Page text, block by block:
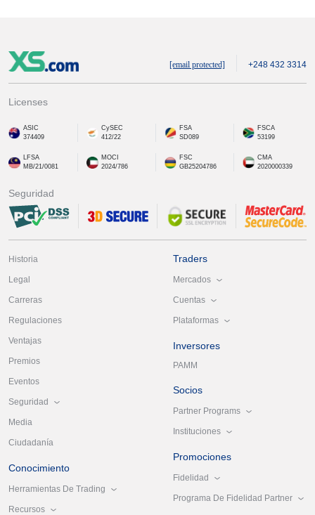
[email protected] +248 432 3314
Licenses
ASIC
374409
CySEC
412/22
FSA
SD089
FSCA
53199
LFSA
MB/21/0081
MOCI
2024/786
FSC
GB25204786
CMA
2020000339
Seguridad
Historia
Legal
Carreras
Regulaciones
Ventajas
Premios
Eventos
Seguridad
Media
Ciudadanía
Conocimiento
Herramientas De Trading
Recursos
Traders
Mercados
Cuentas
Plataformas
Inversores
PAMM
Socios
Partner Programs
Instituciones
Promociones
Fidelidad
Programa De Fidelidad Partner